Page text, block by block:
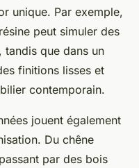
unique. Par exemple,
peut simuler des
tandis que dans un
finitions lisses et
contemporain.
jouent également
Du chêne
par des bois